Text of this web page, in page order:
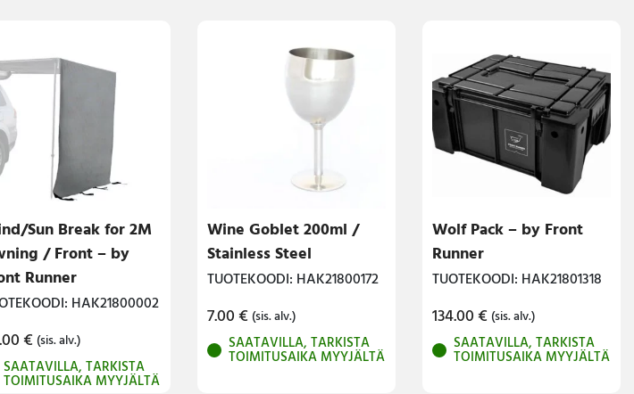
Sun Break for 2M
/ Front – by
Runner
HAK21800002
€ (sis. alv.)
SAATAVILLA, TARKISTA
TOIMITUSAIKA MYYJÄLTÄ
Wine Goblet 200ml /
Stainless Steel
TUOTEKOODI: HAK21800172
7.00€ (sis. alv.)
SAATAVILLA, TARKISTA
TOIMITUSAIKA MYYJÄLTÄ
Wolf Pack – by Front
Runner
TUOTEKOODI: HAK21801318
134.00€ (sis. alv.)
SAATAVILLA, TARKISTA
TOIMITUSAIKA MYYJÄLTÄ